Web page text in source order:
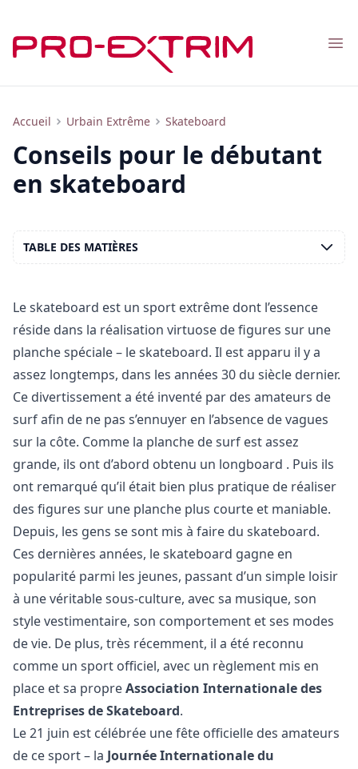
Accueil Urbain Extrême Skateboard
Comment choisir un skateboard et apprendre à en faire
Conseils pour le débutant
en skateboard
Le skateboard est un sport extrême dont l’essence
réside dans la réalisation virtuose de figures sur une
planche spéciale – le skateboard. Il est apparu il y a
assez longtemps, dans les années 30 du siècle dernier.
Ce divertissement a été inventé par des amateurs de
surf afin de ne pas s’ennuyer en l’absence de vagues
sur la côte. Comme la planche de surf est assez
grande, ils ont d’abord obtenu un longboard . Puis ils
ont remarqué qu’il était bien plus pratique de réaliser
des figures sur une planche plus courte et maniable.
Depuis, les gens se sont mis à faire du skateboard.
Ces dernières années, le skateboard gagne en
popularité parmi les jeunes, passant d’un simple loisir
à une véritable sous-culture, avec sa musique, son
style vestimentaire, son comportement et ses modes
de vie. De plus, très récemment, il a été reconnu
comme un sport officiel, avec un règlement mis en
place et sa propreAssociation Internationale des
Entreprises de Skateboard.
Le 21 juin est célébrée une fête officielle des amateurs
de ce sport – la Journée Internationale du
TABLE DES MATIÈRES